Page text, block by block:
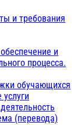
и требования
и
процесса.
обучающихся
(перевода)